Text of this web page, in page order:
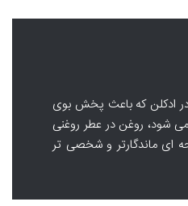
ادکلن که باعث پخش بوی
شود، روغن در عطر روغنی
ای ماندگارتر و شخصی تر